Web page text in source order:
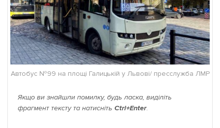
Автобус №99 на площі Галицькій у Львові/ пресслужба ЛМР
Якщо ви знайшли помилку, будь ласка, виділіть
фрагмент тексту та натисніть Ctrl+Enter.